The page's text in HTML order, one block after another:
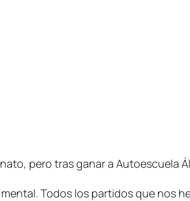
pero tras ganar a Autoescuela
Todos los partidos que nos